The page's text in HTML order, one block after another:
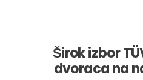
Širok izbor
dvoraca na